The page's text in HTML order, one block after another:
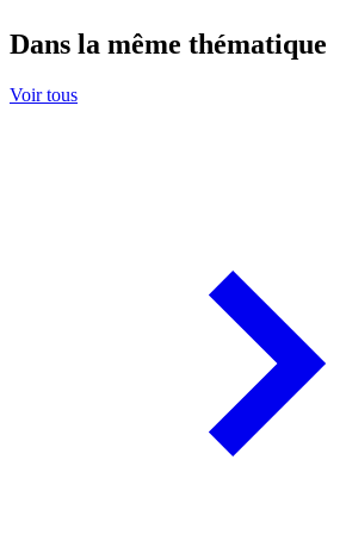
Dans la même thématique
Voir tous